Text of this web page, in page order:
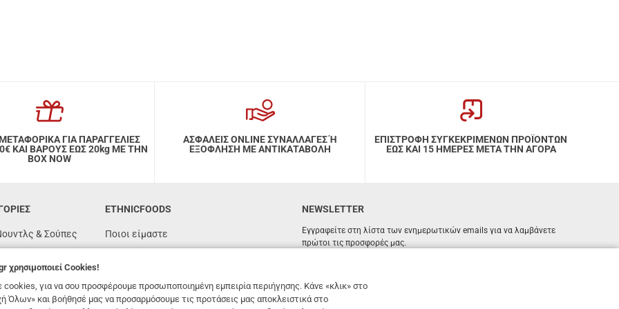
ΓΙΑ ΠΑΡΑΓΓΕΛΙΕΣ
ΒΑΡΟΥΣ ΕΩΣ 20kg ΜΕ ΤΗΝ
BOX NOW
ΑΣΦΑΛΕΙΣ ONLINE ΣΥΝΑΛΛΑΓΕΣ Ή
ΕΞΟΦΛΗΣΗ ΜΕ ΑΝΤΙΚΑΤΑΒΟΛΗ
ΕΠΙΣΤΡΟΦΗ ΣΥΓΚΕΚΡΙΜΕΝΩΝ ΠΡΟΪΟΝΤΩΝ
ΕΩΣ ΚΑΙ 15 ΗΜΕΡΕΣ ΜΕΤΑ ΤΗΝ ΑΓΟΡΑ
& Σούπες
ETHNICFOODS
Ποιοι είμαστε
Όροι χρήσης
NEWSLETTER
Εγγραφείτε στη λίστα των ενημερωτικών emails για να λαμβάνετε
πρώτοι τις προσφορές μας.
Email
Έχω διαβάσει κι αποδέχομαι τους
χρησιμοποιεί Cookies!
cookies, για να σου προσφέρουμε προσωποποιημένη εμπειρία περιήγησης. Κάνε «κλικ» στο
Όλων» και βοήθησέ μας να προσαρμόσουμε τις προτάσεις μας αποκλειστικά στο